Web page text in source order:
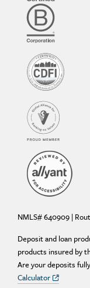
Deposit and loan
products insured by
Are your deposits
Calculator
NMLS# 640909 |